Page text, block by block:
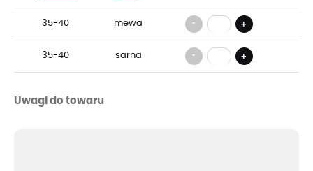
35-40 mewa - +
35-40 sarna - +
Uwagi do towaru